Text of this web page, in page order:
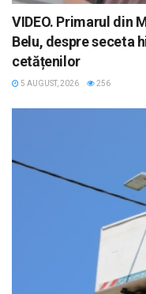
VIDEO. Primarul din
Belu, despre seceta
cetățenilor
5 AUGUST, 2026 256